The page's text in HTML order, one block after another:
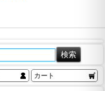
カート